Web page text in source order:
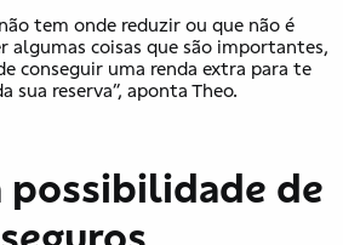
tem onde reduzir ou que não é
algumas coisas que são importantes,
conseguir uma renda extra para te
sua reserva”, aponta Theo.
possibilidade de